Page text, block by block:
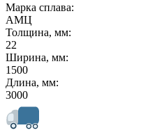
Марка сплава:
АМЦ
Толщина, мм:
22
Ширина, мм:
1500
Длина, мм:
3000